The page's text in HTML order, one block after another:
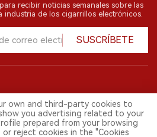
recibir noticias semanales sobre las
industria de los cigarrillos electrónicos.
SUSCRÍBETE
Co.,Ltd. Todos los derechos
profesionales de la industria,
profesionales. El acceso por menores
own and third-party cookies to
you advertising related to your
prepared from your browsing
reject cookies in the "Cookies